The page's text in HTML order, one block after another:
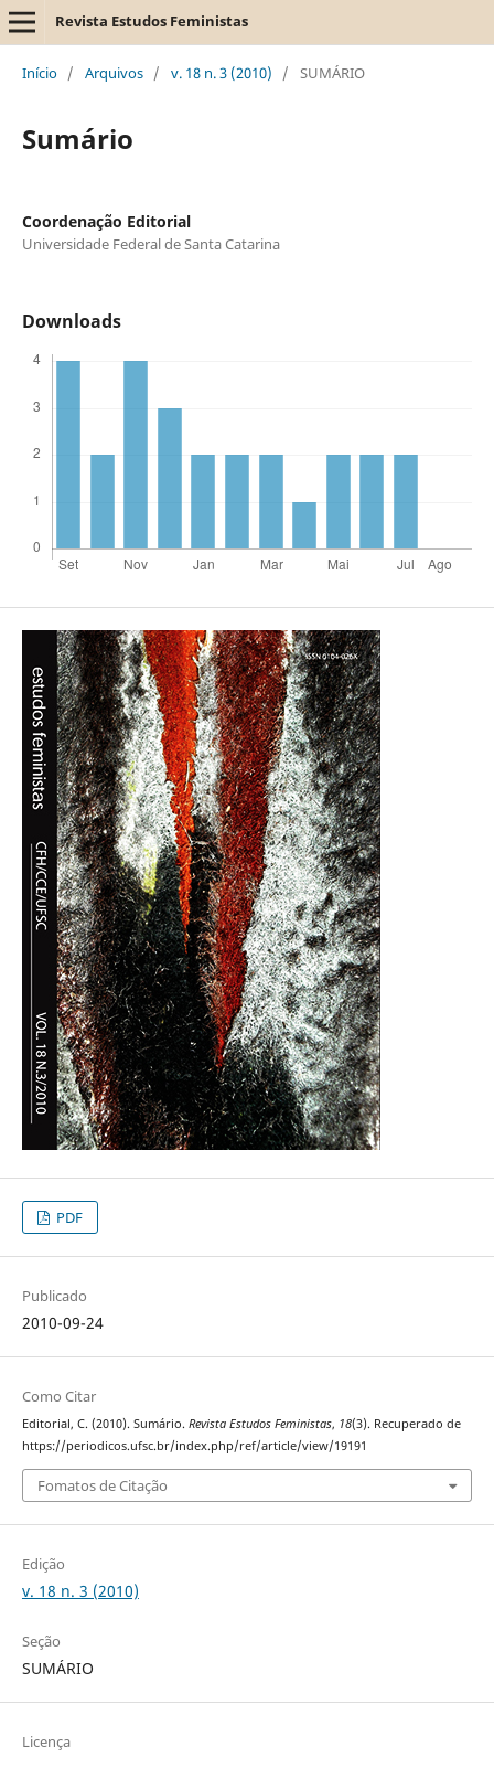
Revista Estudos Feministas
Início / Arquivos / v. 18 n. 3 (2010) / SUMÁRIO
Sumário
Coordenação Editorial
Universidade Federal de Santa Catarina
Downloads
PDF
Publicado
2010-09-24
Como Citar
Editorial, C. (2010). Sumário. Revista Estudos Feministas, 18(3). Recuperado de
https://periodicos.ufsc.br/index.php/ref/article/view/19191
Fomatos de Citação
Edição
v. 18 n. 3 (2010)
Seção
SUMÁRIO
Licença